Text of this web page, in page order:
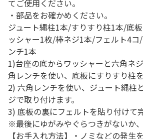
てご使用ください。
・部品をお確かめください。
ジュート縄柱1本/すりすり柱1本/底
ッシャー1枚/棒ネジ1本/フェルト4
ンチ1本
1)台座の底からワッシャーと六角ネ
角レンチを使い、底板にすりすり柱
2) 六角レンチを使い、ジュート縄柱
ジで取り付けます。
3) 底板の裏にフェルトを貼り付けて
※最後にゆがみやぐらつきがないか
【お手入れ方法】・ノミなどの発生